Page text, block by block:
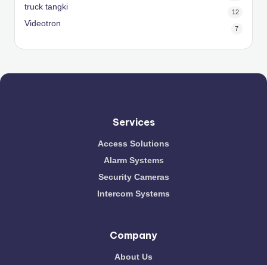
truck tangki
12
Videotron
7
Services
Access Solutions
Alarm Systems
Security Cameras
Intercom Systems
Company
About Us